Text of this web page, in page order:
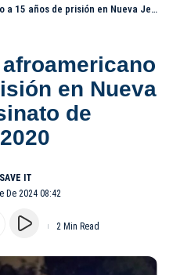
en Nueva Jersey por asesinato de dominicano en 2020
en Nueva
de
De 2024 08:42
2 Min Read